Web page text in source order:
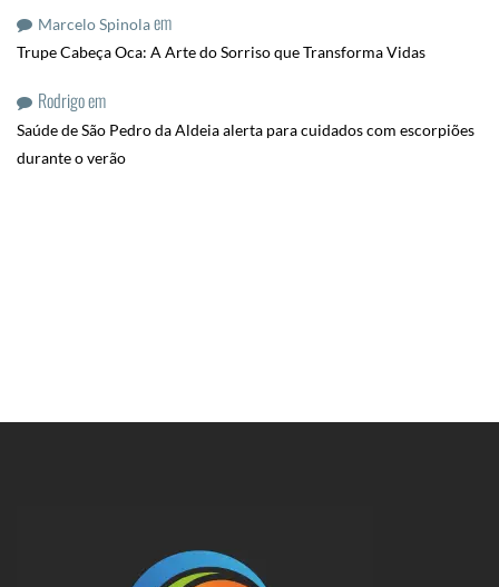
Marcelo Spinolaem
Trupe Cabeça Oca: A Arte do Sorriso que Transforma Vidas
Rodrigoem
Saúde de São Pedro da Aldeia alerta para cuidados com escorpiões
durante o verão